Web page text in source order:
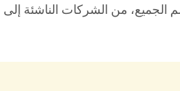
من الشركات الناشئة